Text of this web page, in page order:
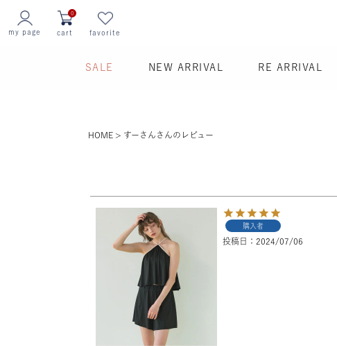
my page cart
0
favorite
SALE NEW ARRIVAL RE ARRIVAL
HOME すーさんさんのレビュー
購入者
投稿日 2024/07/06